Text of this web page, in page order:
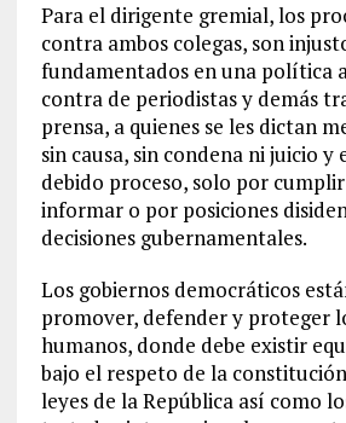
Para el dirigente gremial, los
contra ambos colegas, son
fundamentados en una política
contra de periodistas y demás
prensa, a quienes se les dictan
sin causa, sin condena ni juicio y
debido proceso, solo por
informar o por posiciones
decisiones gubernamentales.
Los gobiernos democráticos
promover, defender y proteger
humanos, donde debe existir
bajo el respeto de la
leyes de la República así como